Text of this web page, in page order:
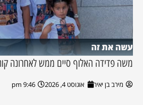
עשה את זה
משה פדידה האלוף סיים ממש לאחרונה
מירב בן יאיר אוגוסט 4, 2026 9:46 pm